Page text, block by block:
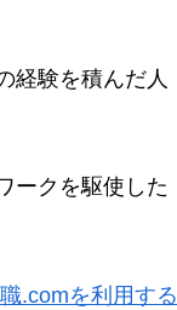
経験を積んだ人
ークを駆使した
.comを利用する